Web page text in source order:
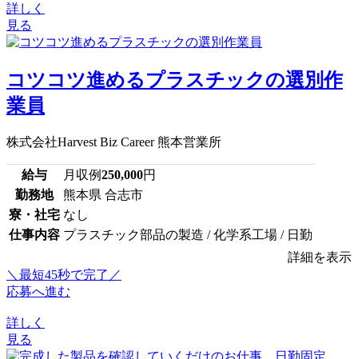
詳しく
見る
コツコツ進めるプラスチックの選別作
業員
株式会社Harvest Biz Career 熊本営業所
給与 月収例250,000円
勤務地
熊本県 合志市
寮・社宅 なし
仕事内容 プラスチック部品の製造 / 化学系工場 / 日勤
詳細を表示
＼最短45秒で完了／
応募へ進む
詳しく
見る